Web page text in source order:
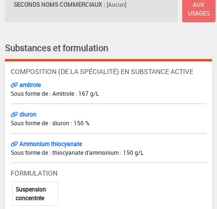
SECONDS NOMS COMMERCIAUX : [Aucun]
AUX
USAGES
Substances et formulation
COMPOSITION (DE LA SPÉCIALITÉ) EN SUBSTANCE ACTIVE
amitrole
Sous forme de : Amitrole : 167 g/L
diuron
Sous forme de : diuron : 150 %
Ammonium thiocyanate
Sous forme de : thiocyanate d'ammonium : 150 g/L
FORMULATION
Suspension
concentrée